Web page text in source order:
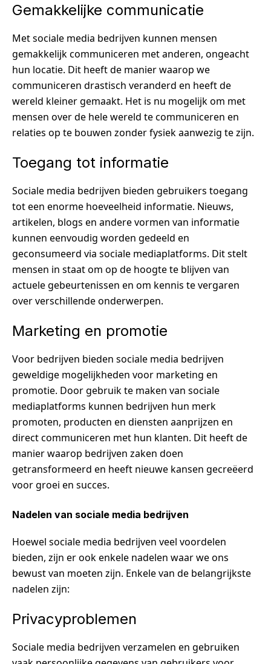
Gemakkelijke communicatie
Met sociale media bedrijven kunnen mensen
gemakkelijk communiceren met anderen, ongeacht
hun locatie. Dit heeft de manier waarop we
communiceren drastisch veranderd en heeft de
wereld kleiner gemaakt. Het is nu mogelijk om met
mensen over de hele wereld te communiceren en
relaties op te bouwen zonder fysiek aanwezig te zijn.
Toegang tot informatie
Sociale media bedrijven bieden gebruikers toegang
tot een enorme hoeveelheid informatie. Nieuws,
artikelen, blogs en andere vormen van informatie
kunnen eenvoudig worden gedeeld en
geconsumeerd via sociale mediaplatforms. Dit stelt
mensen in staat om op de hoogte te blijven van
actuele gebeurtenissen en om kennis te vergaren
over verschillende onderwerpen.
Marketing en promotie
Voor bedrijven bieden sociale media bedrijven
geweldige mogelijkheden voor marketing en
promotie. Door gebruik te maken van sociale
mediaplatforms kunnen bedrijven hun merk
promoten, producten en diensten aanprijzen en
direct communiceren met hun klanten. Dit heeft de
manier waarop bedrijven zaken doen
getransformeerd en heeft nieuwe kansen gecreëerd
voor groei en succes.
Nadelen van sociale media bedrijven
Hoewel sociale media bedrijven veel voordelen
bieden, zijn er ook enkele nadelen waar we ons
bewust van moeten zijn. Enkele van de belangrijkste
nadelen zijn:
Privacyproblemen
Sociale media bedrijven verzamelen en gebruiken